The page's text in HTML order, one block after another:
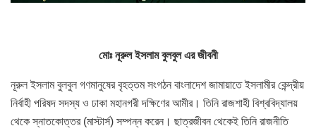
মোঃ নূরুল ইসলাম বুলবুল এর জীবনী
নূরুল ইসলাম বুলবুল গণমানুষের বৃহত্তম সংগঠন বাংলাদেশ জামায়াতে ইসলামীর কেন্দ্রীয়
নির্বাহী পরিষদ সদস্য ও ঢাকা মহানগরী দক্ষিণের আমীর। তিনি রাজশাহী বিশ্ববিদ্যালয়
থেকে স্নাতকোত্তর (মাস্টার্স) সম্পন্ন করেন। ছাত্রজীবন থেকেই তিনি রাজনীতি